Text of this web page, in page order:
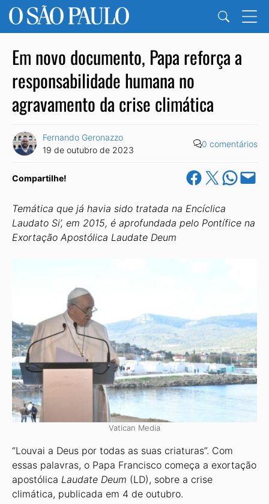
Em novo documento, Papa reforça a
responsabilidade humana no
agravamento da crise climática
Fernando Geronazzo
19 de outubro de 2023
0 comentários
Compartilhe! Share on Facebook
Share on X Share on
Email this
Temática que já havia sido tratada na Encíclica
Laudato Si’, em 2015, é aprofundada pelo Pontífice na
Exortação Apostólica Laudate Deum
Vatican Media
“Louvai a Deus por todas as suas criaturas”. Com
essas palavras, o Papa Francisco começa a exortação
apostólica Laudate Deum (LD), sobre a crise
climática, publicada em 4 de outubro.